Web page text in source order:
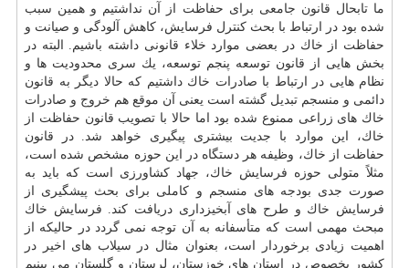
ما تابحال قانون جامعی برای حفاظت از آن نداشتیم و همین سبب
شده بود در ارتباط با بحث كنترل فرسایش، كاهش آلودگی و صیانت و
حفاظت از خاك در بعضی موارد خلاء قانونی داشته باشیم. البته در
بخش هایی از قانون توسعه پنجم توسعه، یك سری محدودیت ها و
نظام هایی در ارتباط با صادرات خاك داشتیم كه حالا دیگر به قانون
دائمی و منسجم تبدیل گشته است یعنی آن موقع هم خروج و صادرات
خاك های زراعی ممنوع شده بود اما حالا با تصویب قانون حفاظت از
خاك، این موارد با جدیت بیشتری پیگیری خواهد شد. در قانون
حفاظت از خاك، وظیفه هر دستگاه در این حوزه مشخص شده است،
مثلاً متولی حوزه فرسایش خاك، جهاد كشاورزی است كه باید به
صورت جدی بودجه های منسجم و كاملی برای بحث پیشگیری از
فرسایش خاك و طرح های آبخیزداری دریافت كند. فرسایش خاك
مبحث مهمی است كه متأسفانه به آن توجه نمی گردد در حالیكه از
اهمیت زیادی برخوردار است، بعنوان مثال در سیلاب های اخیر در
كشور بخصوص در استان های خوزستان، لرستان و گلستان می بینیم